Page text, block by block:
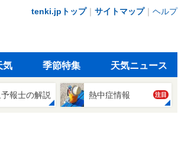
tenki.jpトップ｜ サイトマップ｜ ヘルプ
気 季節特集 天気ニュース
報士の解説 熱中症情報 注目